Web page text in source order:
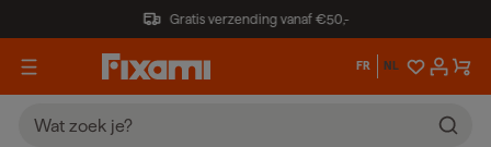
Gratis verzending vanaf €50,-
FR NL